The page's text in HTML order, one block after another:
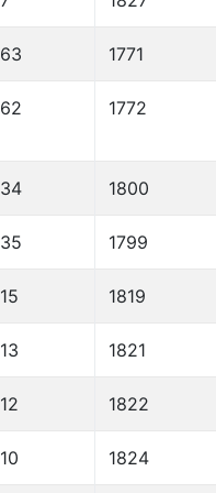
63 1771
62 1772
34 1800
35 1799
15 1819
13 1821
12 1822
10 1824